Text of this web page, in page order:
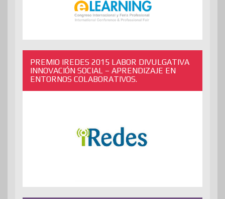
PREMIO IREDES 2015 LABOR DIVULGATIVA
INNOVACIÓN SOCIAL – APRENDIZAJE EN
ENTORNOS COLABORATIVOS.